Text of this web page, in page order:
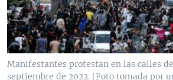
VENEZUELA
BRASIL
NICARAGUA
ECONOMÍA
ENTRETENIMIENTO Y CULTURA
TECNOLOGÍA
DEPORTES
MULTIMEDIA
VIDEOS
FOTOGRAFÍA
AUDIOS
PROGRAMAS TV
EL MUNDO AL DÍA
FORO INTERAMERICANO
RADIO
AVANCE INFORMATIVO
DIRECT
Manifestantes protestan en las calles
septiembre de 2022. [Foto tomada por